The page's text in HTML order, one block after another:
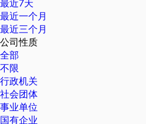
最近7天
最近一个月
最近三个月
公司性质
全部
不限
行政机关
社会团体
事业单位
国有企业